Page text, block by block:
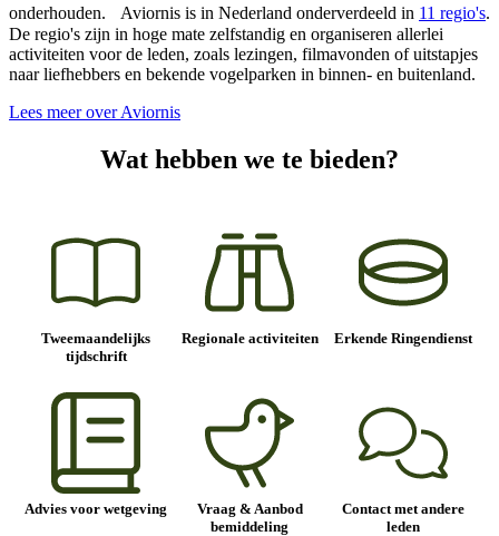
onderhouden. Aviornis is in Nederland onderverdeeld in 11 regio's.
De regio's zijn in hoge mate zelfstandig en organiseren allerlei
activiteiten voor de leden, zoals lezingen, filmavonden of uitstapjes
naar liefhebbers en bekende vogelparken in binnen- en buitenland.
Lees meer over Aviornis
Wat hebben we te bieden?
Tweemaandelijks
tijdschrift
Regionale activiteiten Erkende Ringendienst
Advies voor wetgeving
Vraag & Aanbod
bemiddeling
Contact met andere
leden